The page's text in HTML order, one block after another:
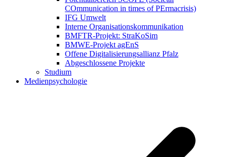
COmmunication in times of PErmacrisis)
IFG Umwelt
Interne Organisationskommunikation
BMFTR-Projekt: StraKoSim
BMWE-Projekt agEnS
Offene Digitalisierungsallianz Pfalz
Abgeschlossene Projekte
Studium
Medienpsychologie